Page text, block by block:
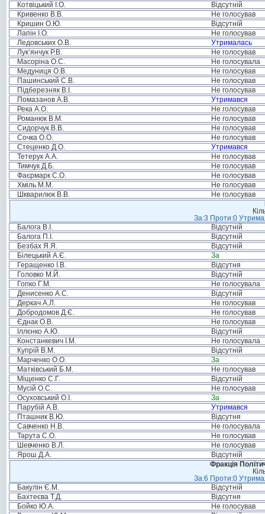
Котвіцький І.О.
Відсутній
Кривенко В.В.
Не голосував
Кришин О.Ю.
Відсутній
Лапін І.О.
Не голосував
Ледовських О.В.
Утрималась
Лук’янчук Р.В.
Не голосував
Масоріна О.С.
Не голосувала
Медуниця О.В.
Не голосував
Пашинський С.В.
Не голосував
Підберезняк В.І.
Не голосував
Помазанов А.В.
Утримався
Река А.О.
Не голосував
Романюк В.М.
Не голосував
Сидорчук В.В.
Не голосував
Сочка О.О.
Не голосував
Стеценко Д.О.
Утримався
Тетерук А.А.
Не голосував
Тимчук Д.Б.
Не голосував
Фаєрмарк С.О.
Не голосував
Хміль М.М.
Не голосував
Шкварилюк В.В.
Не голосував
За:3 Проти:0
Балога В.І.
Відсутній
Балога П.І.
Відсутній
Безбах Я.Я.
Відсутній
Білецький А.Є.
За
Геращенко І.В.
Відсутня
Головко М.Й.
Відсутній
Гопко Г.М.
Не голосувала
Денисенко А.С.
Відсутній
Деркач А.Л.
Не голосував
Добродомов Д.Є.
Не голосував
Єднак О.В.
Не голосував
Іллєнко А.Ю.
Відсутній
Констанкевич І.М.
Не голосувала
Купрій В.М.
Відсутній
Марченко О.О.
За
Матківський Б.М.
Не голосував
Міщенко С.Г.
Відсутній
Мусій О.С.
Не голосував
Осуховський О.І.
За
Парубій А.В.
Утримався
Пташник В.Ю.
Відсутня
Савченко Н.В.
Не голосувала
Тарута С.О.
Не голосував
Шевченко В.Л.
Не голосував
Ярош Д.А.
Відсутній
Фракція
За:6 Проти:0
Бакулін Є.М.
Відсутній
Бахтеєва Т.Д.
Відсутня
Бойко Ю.А.
Не голосував